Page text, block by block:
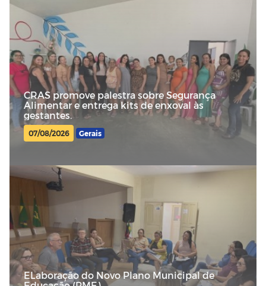
CRAS promove palestra sobre Segurança
Alimentar e entrega kits de enxoval às
gestantes.
07/08/2026 Gerais
ELaboração do Novo Plano Municipal de